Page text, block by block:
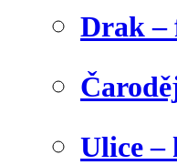
Drak –
Ulice –